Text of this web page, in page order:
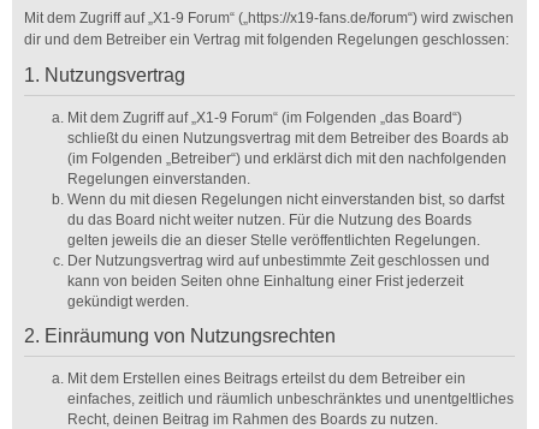
Mit dem Zugriff auf „X1-9 Forum“ („https://x19-fans.de/forum“) wird zwischen
dir und dem Betreiber ein Vertrag mit folgenden Regelungen geschlossen:
1. Nutzungsvertrag
Mit dem Zugriff auf „X1-9 Forum“ (im Folgenden „das Board“)
schließt du einen Nutzungsvertrag mit dem Betreiber des Boards ab
(im Folgenden „Betreiber“) und erklärst dich mit den nachfolgenden
Regelungen einverstanden.
Wenn du mit diesen Regelungen nicht einverstanden bist, so darfst
du das Board nicht weiter nutzen. Für die Nutzung des Boards
gelten jeweils die an dieser Stelle veröffentlichten Regelungen.
Der Nutzungsvertrag wird auf unbestimmte Zeit geschlossen und
kann von beiden Seiten ohne Einhaltung einer Frist jederzeit
gekündigt werden.
2. Einräumung von Nutzungsrechten
Mit dem Erstellen eines Beitrags erteilst du dem Betreiber ein
einfaches, zeitlich und räumlich unbeschränktes und unentgeltliches
Recht, deinen Beitrag im Rahmen des Boards zu nutzen.